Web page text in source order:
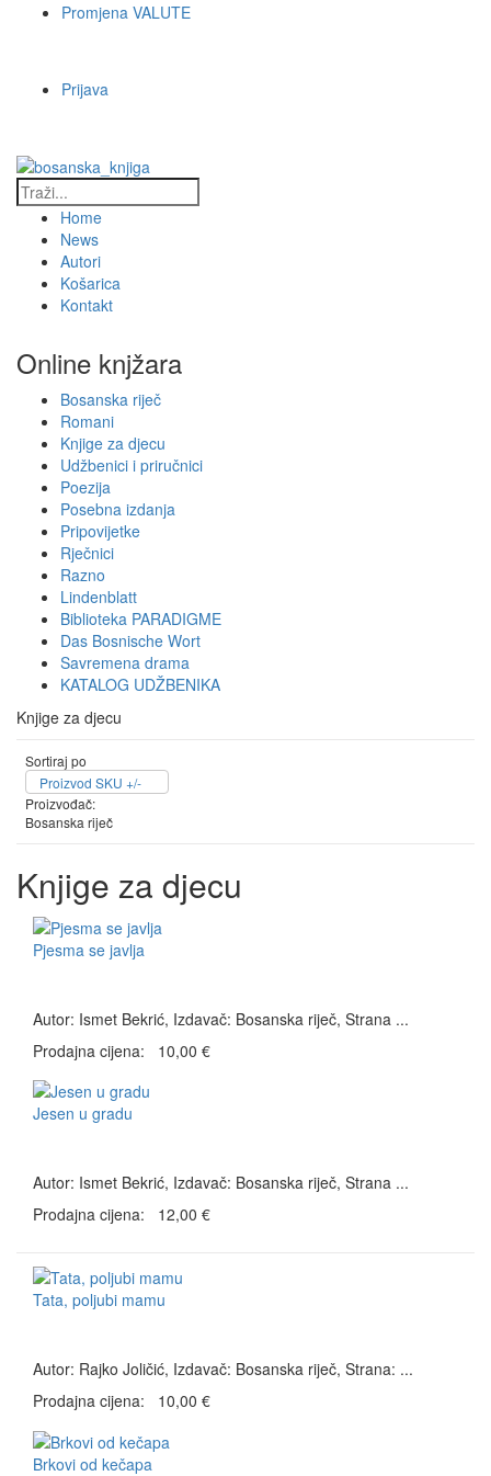
Promjena VALUTE
Prijava
Home
News
Autori
Košarica
Kontakt
Online knjžara
Bosanska riječ
Romani
Knjige za djecu
Udžbenici i priručnici
Poezija
Posebna izdanja
Pripovijetke
Rječnici
Razno
Lindenblatt
Biblioteka PARADIGME
Das Bosnische Wort
Savremena drama
KATALOG UDŽBENIKA
Knjige za djecu
Sortiraj po
Proizvod SKU +/-
Proizvođač:
Bosanska riječ
Knjige za djecu
Pjesma se javlja
Autor: Ismet Bekrić, Izdavač: Bosanska riječ, Strana ...
Prodajna cijena:
10,00 €
Jesen u gradu
Autor: Ismet Bekrić, Izdavač: Bosanska riječ, Strana ...
Prodajna cijena:
12,00 €
Tata, poljubi mamu
Autor: Rajko Joličić, Izdavač: Bosanska riječ, Strana: ...
Prodajna cijena:
10,00 €
Brkovi od kečapa